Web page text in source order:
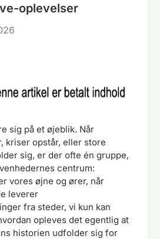
oplevelser
sig på et øjeblik. Når
kriser opstår, eller store
sig, er der ofte én gruppe,
centrum:
vores øjne og ører, når
leverer
fra steder, vi kun kan
opleves det egentlig at
historien udfolder sig for